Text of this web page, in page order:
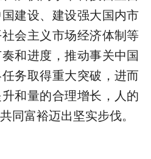
建设、建设强大国内市
会主义市场经济体制等
和进度，推动事关中国
务取得重大突破，进而
和量的合理增长，人的
同富裕迈出坚实步伐。